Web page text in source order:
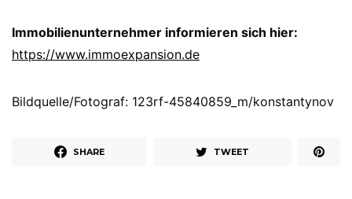
Immobilienunternehmer informieren sich hier:
https://www.immoexpansion.de
Bildquelle/Fotograf: 123rf-45840859_m/konstantynov
SHARE TWEET